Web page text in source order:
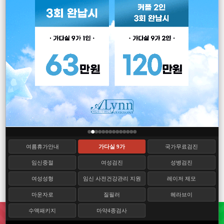
여름휴가안내 가다실 9가 국가무료검진
임신중절 여성검진 성병검진
여성성형 임신 사전건강관리 지원 레이저 제모
마운자로 질필러 헤라브이
수액패키지 마약4종검사